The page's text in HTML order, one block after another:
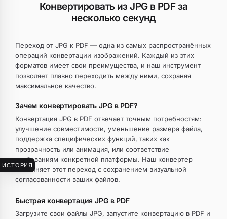
ИСТОРИЯ
Конвертировать из JPG в PDF за
несколько секунд
Переход от JPG к PDF — одна из самых распространённых
операций конвертации изображений. Каждый из этих
форматов имеет свои преимущества, и наш инструмент
позволяет плавно переходить между ними, сохраняя
максимальное качество.
Зачем конвертировать JPG в PDF?
Конвертация JPG в PDF отвечает точным потребностям:
улучшение совместимости, уменьшение размера файла,
поддержка специфических функций, таких как
прозрачность или анимация, или соответствие
требованиям конкретной платформы. Наш конвертер
выполняет этот переход с сохранением визуальной
согласованности ваших файлов.
Быстрая конвертация JPG в PDF
Загрузите свои файлы JPG, запустите конвертацию в PDF и